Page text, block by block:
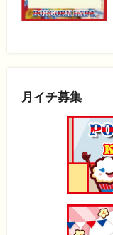
月イチ募集